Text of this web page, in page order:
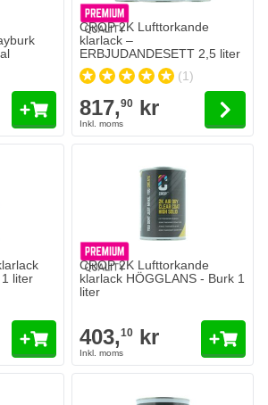
CROP 2K Lufttorkande
klarlack –
ERBJUDANDESETT 2,5 liter
(1)
The price depends on the
817,90 kr
liter
CROP 2K Lufttorkande
klarlack HÖGGLANS - Burk 1
liter
403,10 kr